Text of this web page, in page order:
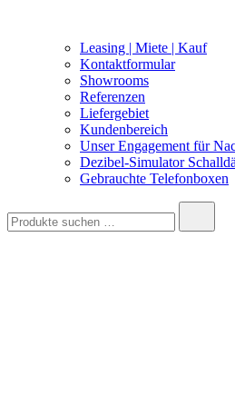
Leasing | Miete | Kauf
Kontaktformular
Showrooms
Referenzen
Liefergebiet
Kundenbereich
Unser Engagement für
Dezibel-Simulator
Gebrauchte Telefonboxen
nach: